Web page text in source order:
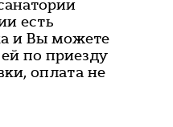
есть
и Вы можете
по приезду
оплата не